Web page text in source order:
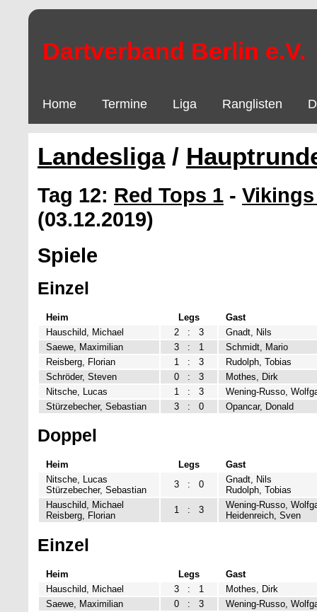
Dartverband Berlin e.V.
Home Termine Liga Ranglisten
Landesliga/
Tag 12: Red Tops 1 -
(03.12.2019)
Spiele
Einzel
Heim Legs
Gast
Hauschild, Michael
2 : 3
Gnadt, Nils
Saewe, Maximilian
3 : 1
Schmidt, Mario
Reisberg, Florian
1 : 3
Rudolph, Tobias
Schröder, Steven
0 : 3
Mothes, Dirk
Nitsche, Lucas
1 : 3
Wening-Russo,
Stürzebecher, Sebastian
3 : 0 Opancar, Donald
Doppel
Heim Legs
Gast
Nitsche, Lucas
Stürzebecher, Sebastian
3 : 0
Gnadt, Nils
Rudolph, Tobias
Hauschild, Michael
Reisberg, Florian
1 : 3
Wening-Russo,
Heidenreich, Sven
Einzel
Heim Legs
Gast
Hauschild, Michael
3 : 1
Mothes, Dirk
Saewe, Maximilian
0 : 3
Wening-Russo,